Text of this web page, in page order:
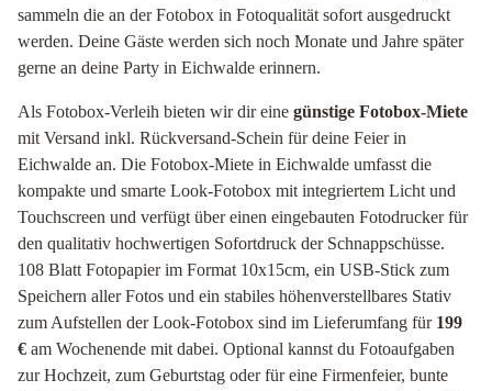
sammeln die an der Fotobox in Fotoqualität sofort ausgedruckt
werden. Deine Gäste werden sich noch Monate und Jahre später
gerne an deine Party in Eichwalde erinnern.
Als Fotobox-Verleih bieten wir dir eine günstige Fotobox-Miete
mit Versand inkl. Rückversand-Schein für deine Feier in
Eichwalde an. Die Fotobox-Miete in Eichwalde umfasst die
kompakte und smarte Look-Fotobox mit integriertem Licht und
Touchscreen und verfügt über einen eingebauten Fotodrucker für
den qualitativ hochwertigen Sofortdruck der Schnappschüsse.
108 Blatt Fotopapier im Format 10x15cm, ein USB-Stick zum
Speichern aller Fotos und ein stabiles höhenverstellbares Stativ
zum Aufstellen der Look-Fotobox sind im Lieferumfang für 199
€ am Wochenende mit dabei. Optional kannst du Fotoaufgaben
zur Hochzeit, zum Geburtstag oder für eine Firmenfeier, bunte